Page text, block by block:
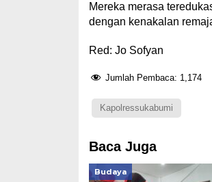
Mereka merasa
dengan kenakalan
Red: Jo Sofyan
Jumlah Pembaca: 1,174
Kapolressukabumi
Baca Juga
Budaya